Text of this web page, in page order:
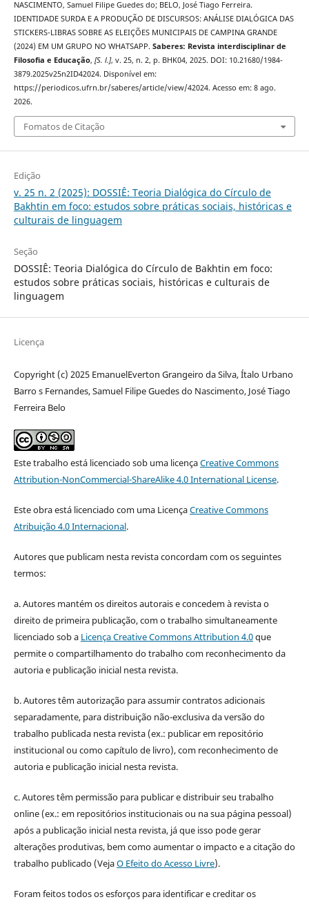
NASCIMENTO, Samuel Filipe Guedes do; BELO, José Tiago Ferreira.
IDENTIDADE SURDA E A PRODUÇÃO DE DISCURSOS: ANÁLISE DIALÓGICA DAS
STICKERS-LIBRAS SOBRE AS ELEIÇÕES MUNICIPAIS DE CAMPINA GRANDE
(2024) EM UM GRUPO NO WHATSAPP. Saberes: Revista interdisciplinar de
Filosofia e Educação, [S. l.], v. 25, n. 2, p. BHK04, 2025. DOI: 10.21680/1984-
3879.2025v25n2ID42024. Disponível em:
https://periodicos.ufrn.br/saberes/article/view/42024. Acesso em: 8 ago.
2026.
Fomatos de Citação
Edição
v. 25 n. 2 (2025): DOSSIÊ: Teoria Dialógica do Círculo de
Bakhtin em foco: estudos sobre práticas sociais, históricas e
culturais de linguagem
Seção
DOSSIÊ: Teoria Dialógica do Círculo de Bakhtin em foco:
estudos sobre práticas sociais, históricas e culturais de
linguagem
Licença
Copyright (c) 2025 EmanuelEverton Grangeiro da Silva, Ítalo Urbano
Barro s Fernandes, Samuel Filipe Guedes do Nascimento, José Tiago
Ferreira Belo
Este trabalho está licenciado sob uma licençaCreative Commons
Attribution-NonCommercial-ShareAlike 4.0 International License.
Este obra está licenciado com uma LicençaCreative Commons
Atribuição 4.0 Internacional.
Autores que publicam nesta revista concordam com os seguintes
termos:
a. Autores mantém os direitos autorais e concedem à revista o
direito de primeira publicação, com o trabalho simultaneamente
licenciado sob a Licença Creative Commons Attribution 4.0que
permite o compartilhamento do trabalho com reconhecimento da
autoria e publicação inicial nesta revista.
b. Autores têm autorização para assumir contratos adicionais
separadamente, para distribuição não-exclusiva da versão do
trabalho publicada nesta revista (ex.: publicar em repositório
institucional ou como capítulo de livro), com reconhecimento de
autoria e publicação inicial nesta revista.
c. Autores têm permissão para publicar e distribuir seu trabalho
online (ex.: em repositórios institucionais ou na sua página pessoal)
após a publicação inicial nesta revista, já que isso pode gerar
alterações produtivas, bem como aumentar o impacto e a citação do
trabalho publicado (VejaO Efeito do Acesso Livre).
Foram feitos todos os esforços para identificar e creditar os